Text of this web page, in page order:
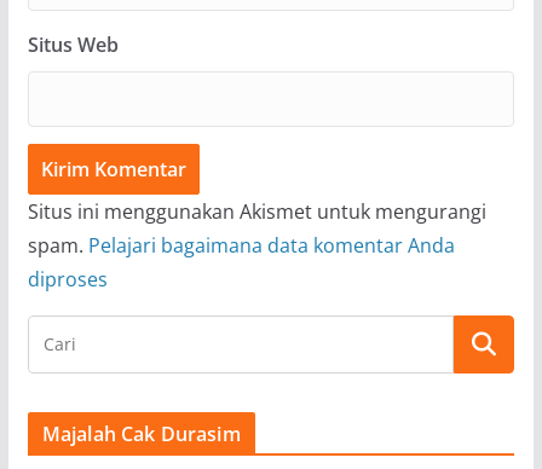
Situs Web
Situs ini menggunakan Akismet untuk mengurangi
spam. Pelajari bagaimana data komentar Anda
diproses
Majalah Cak Durasim